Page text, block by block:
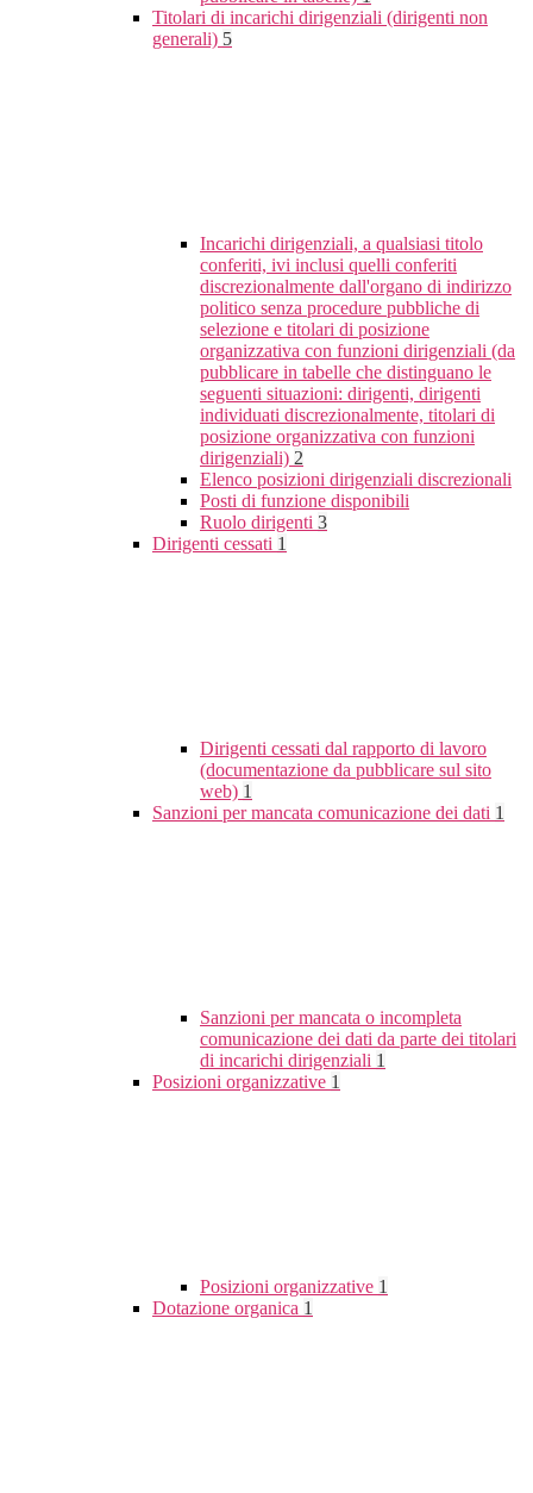
Titolari di incarichi dirigenziali (dirigenti non
generali) 5
Incarichi dirigenziali, a qualsiasi titolo
conferiti, ivi inclusi quelli conferiti
discrezionalmente dall'organo di indirizzo
politico senza procedure pubbliche di
selezione e titolari di posizione
organizzativa con funzioni dirigenziali (da
pubblicare in tabelle che distinguano le
seguenti situazioni: dirigenti, dirigenti
individuati discrezionalmente, titolari di
posizione organizzativa con funzioni
dirigenziali) 2
Elenco posizioni dirigenziali discrezionali
Posti di funzione disponibili
Ruolo dirigenti 3
Dirigenti cessati 1
Dirigenti cessati dal rapporto di lavoro
(documentazione da pubblicare sul sito
web) 1
Sanzioni per mancata comunicazione dei dati 1
Sanzioni per mancata o incompleta
comunicazione dei dati da parte dei titolari
di incarichi dirigenziali 1
Posizioni organizzative 1
Posizioni organizzative 1
Dotazione organica 1